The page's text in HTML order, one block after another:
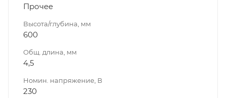
Прочее
Высота/глубина, мм
600
Общ. длина, мм
4,5
Номин. напряжение, В
230